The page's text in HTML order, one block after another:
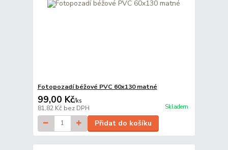
Fotopozadí béžové PVC 60x130 matné
99,00 Kč/ks
81,82 Kč bez DPH Skladem
Přidat do košíku